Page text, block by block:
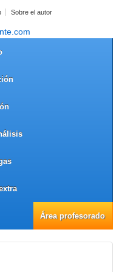
Sobre el autor
Área profesorado